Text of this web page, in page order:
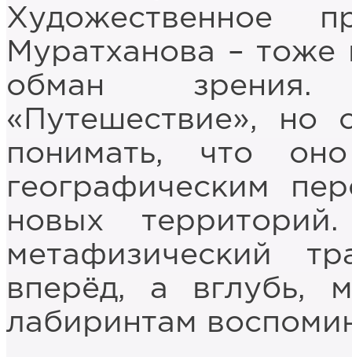
Художественное
Муратханова –
обман зрения.
«Путешествие», но
понимать, что
географическим
новых
метафизический
вперёд, а вглубь,
лабиринтам